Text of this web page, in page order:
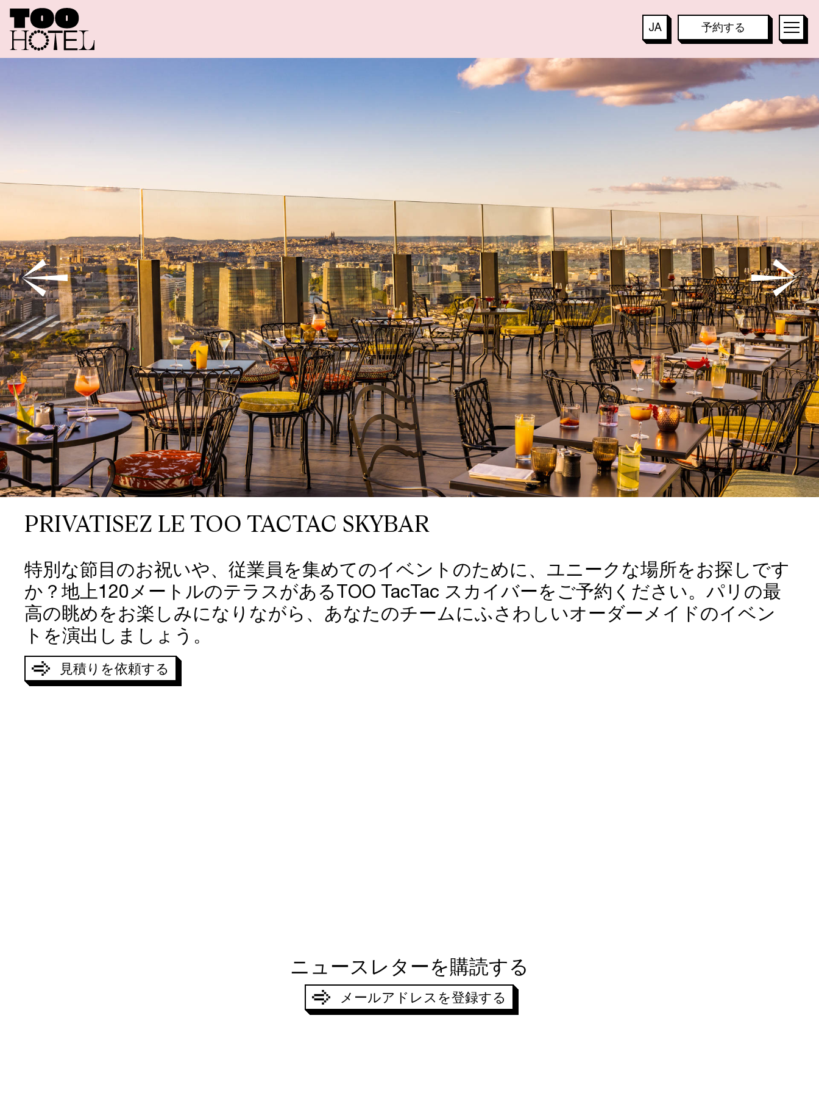
JA
ES
ZH
予約する
TOO RESTAURANT
TOO TACTAC
ROOMS AND SUITES
SPECIAL OFFERS
TOO RESTAURANT
TOO TACTAC SKYBAR
TOO CHILL SPA
MEETINGS AND EVENTS
QUARTIER
CONTACT
PRIVATISEZ LE TOO TACTAC SKYBAR
特別な節目のお祝いや、従業員を集めてのイベントのために、ユニークな場所をお探しです
か？地上120メートルのテラスがあるTOO TacTac スカイバーをご予約ください。パリの最
高の眺めをお楽しみになりながら、あなたのチームにふさわしいオーダーメイドのイベン
トを演出しましょう。
見積りを依頼する
ニュースレターを購読する
メールアドレスを登録する
JE SOUHAITE RECEVOIR
データが、私に連絡する目的で TOO ホテルによって使用されることに同意します。
MERCI,
VOTRE DEMANDE A ÉTÉ PRISE EN COMPTE